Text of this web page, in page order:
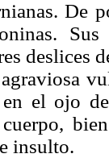
De
deslices
el ojo
insulto.